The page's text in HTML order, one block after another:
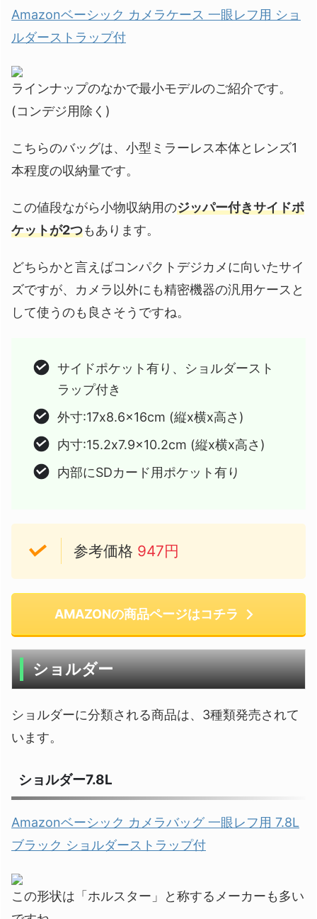
Amazonベーシック カメラケース 一眼レフ用 ショ
ルダーストラップ付
ラインナップのなかで最小モデルのご紹介です。
(コンデジ用除く)
こちらのバッグは、小型ミラーレス本体とレンズ1
本程度の収納量です。
この値段ながら小物収納用のジッパー付きサイドポ
ケットが2つもあります。
どちらかと言えばコンパクトデジカメに向いたサイ
ズですが、カメラ以外にも精密機器の汎用ケースと
して使うのも良さそうですね。
サイドポケット有り、ショルダースト
ラップ付き
外寸:17x8.6x16cm (縦x横x高さ)
内寸:15.2x7.9x10.2cm (縦x横x高さ)
内部にSDカード用ポケット有り
参考価格 947円
AMAZONの商品ページはコチラ
ショルダー
ショルダーに分類される商品は、3種類発売されて
います。
ショルダー7.8L
Amazonベーシック カメラバッグ 一眼レフ用 7.8L
ブラック ショルダーストラップ付
この形状は「ホルスター」と称するメーカーも多い